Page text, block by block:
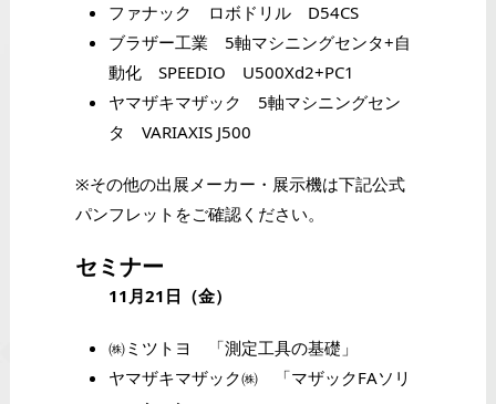
ファナック ロボドリル D54CS
ブラザー工業 5軸マシニングセンタ+自
動化 SPEEDIO U500Xd2+PC1
ヤマザキマザック 5軸マシニングセン
タ VARIAXIS J500
※その他の出展メーカー・展示機は下記公式
パンフレットをご確認ください。
セミナー
11月21日（金）
㈱ミツトヨ 「測定工具の基礎」
ヤマザキマザック㈱ 「マザックFAソリ